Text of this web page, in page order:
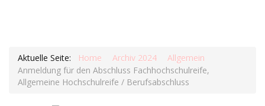
Aktuelle Seite: Home Archiv 2024
Allgemein
Anmeldung für den Abschluss Fachhochschulreife,
Allgemeine Hochschulreife / Berufsabschluss